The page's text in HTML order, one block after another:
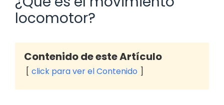
locomotor?
Contenido de este Artículo
click para ver el Contenido